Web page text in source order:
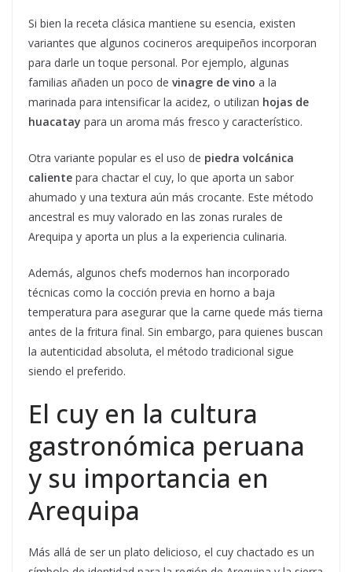
Si bien la receta clásica mantiene su esencia, existen
variantes que algunos cocineros arequipeños incorporan
para darle un toque personal. Por ejemplo, algunas
familias añaden un poco de vinagre de vino a la
marinada para intensificar la acidez, o utilizan hojas de
huacatay para un aroma más fresco y característico.
Otra variante popular es el uso de piedra volcánica
caliente para chactar el cuy, lo que aporta un sabor
ahumado y una textura aún más crocante. Este método
ancestral es muy valorado en las zonas rurales de
Arequipa y aporta un plus a la experiencia culinaria.
Además, algunos chefs modernos han incorporado
técnicas como la cocción previa en horno a baja
temperatura para asegurar que la carne quede más tierna
antes de la fritura final. Sin embargo, para quienes buscan
la autenticidad absoluta, el método tradicional sigue
siendo el preferido.
El cuy en la cultura
gastronómica peruana
y su importancia en
Arequipa
Más allá de ser un plato delicioso, el cuy chactado es un